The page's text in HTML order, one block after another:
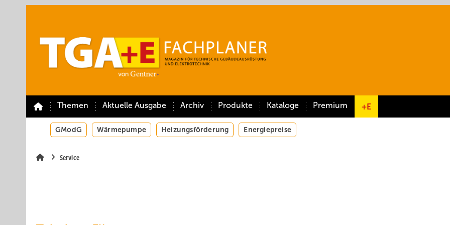
Themen Aktuelle Ausgabe Archiv Produkte Kataloge Premium +E
GModG Wärmepumpe Heizungsförderung Energiepreise
Service